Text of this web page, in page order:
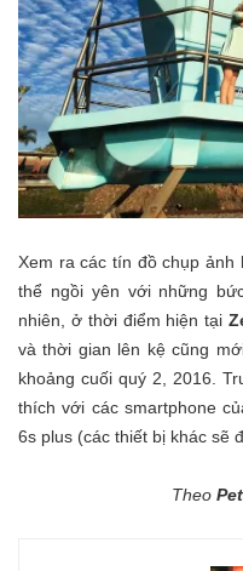
Xem ra các tín đồ chụp ảnh
thể ngồi yên với những
nhiên, ở thời điểm hiện tại
và thời gian lên kệ cũng
khoảng cuối quý 2, 2016.
thích với các smartphone
6s plus (các thiết bị khác sẽ
Theo